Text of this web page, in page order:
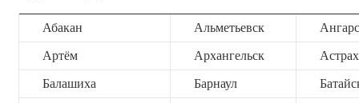
Абакан Альметьевск
Артём Архангельск
Балашиха Барнаул